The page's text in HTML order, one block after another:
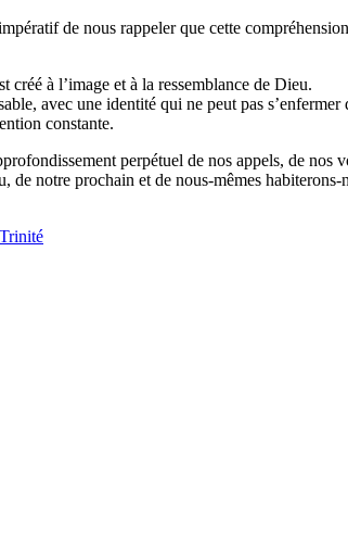
de nous rappeler que cette
créé à l’image et à la ressemblance de Dieu.
avec une identité qui ne peut pas
constante.
perpétuel de nos appels, de
de notre prochain et de nous-mêmes habiterons-
Trinité